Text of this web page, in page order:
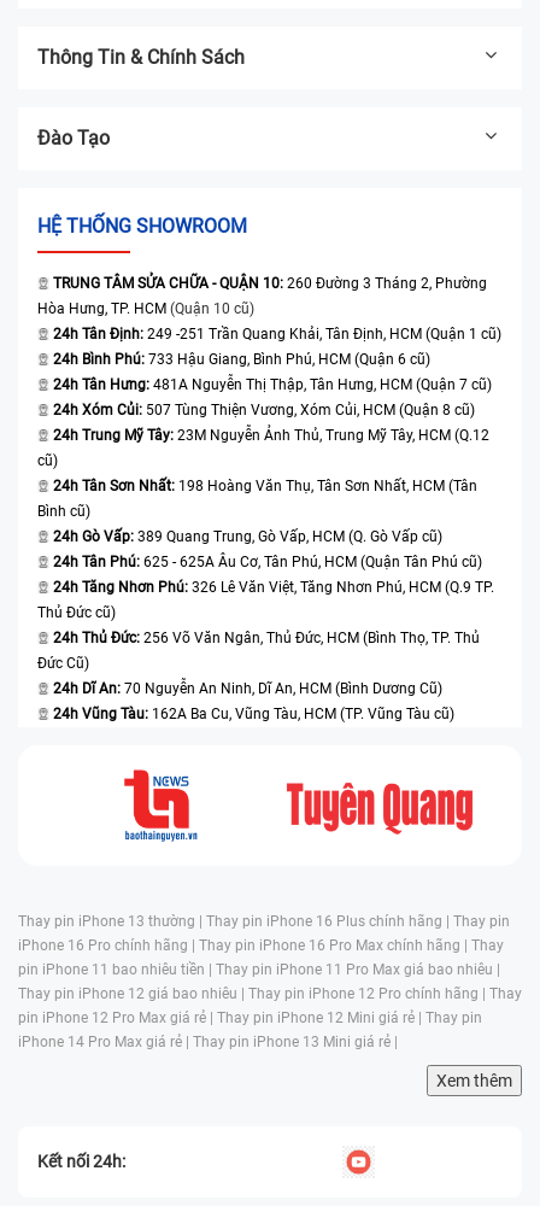
Thông Tin & Chính Sách
Đào Tạo
HỆ THỐNG SHOWROOM
TRUNG TÂM SỬA CHỮA - QUẬN 10: 260 Đường 3 Tháng 2, Phường
Hòa Hưng, TP. HCM (Quận 10 cũ)
24h Tân Định: 249 -251 Trần Quang Khải, Tân Định, HCM (Quận 1 cũ)
24h Bình Phú: 733 Hậu Giang, Bình Phú, HCM (Quận 6 cũ)
24h Tân Hưng: 481A Nguyễn Thị Thập, Tân Hưng, HCM (Quận 7 cũ)
24h Xóm Củi: 507 Tùng Thiện Vương, Xóm Củi, HCM (Quận 8 cũ)
24h Trung Mỹ Tây: 23M Nguyễn Ảnh Thủ, Trung Mỹ Tây, HCM (Q.12
cũ)
24h Tân Sơn Nhất: 198 Hoàng Văn Thụ, Tân Sơn Nhất, HCM (Tân
Bình cũ)
24h Gò Vấp: 389 Quang Trung, Gò Vấp, HCM (Q. Gò Vấp cũ)
24h Tân Phú: 625 - 625A Âu Cơ, Tân Phú, HCM (Quận Tân Phú cũ)
24h Tăng Nhơn Phú: 326 Lê Văn Việt, Tăng Nhơn Phú, HCM (Q.9 TP.
Thủ Đức cũ)
24h Thủ Đức: 256 Võ Văn Ngân, Thủ Đức, HCM (Bình Thọ, TP. Thủ
Đức Cũ)
24h Dĩ An: 70 Nguyễn An Ninh, Dĩ An, HCM (Bình Dương Cũ)
24h Vũng Tàu: 162A Ba Cu, Vũng Tàu, HCM (TP. Vũng Tàu cũ)
Thay pin iPhone 13 thường | Thay pin iPhone 16 Plus chính hãng | Thay pin
iPhone 16 Pro chính hãng | Thay pin iPhone 16 Pro Max chính hãng | Thay
pin iPhone 11 bao nhiêu tiền | Thay pin iPhone 11 Pro Max giá bao nhiêu |
Thay pin iPhone 12 giá bao nhiêu | Thay pin iPhone 12 Pro chính hãng | Thay
pin iPhone 12 Pro Max giá rẻ | Thay pin iPhone 12 Mini giá rẻ | Thay pin
iPhone 14 Pro Max giá rẻ | Thay pin iPhone 13 Mini giá rẻ |
Xem thêm
Kết nối 24h: